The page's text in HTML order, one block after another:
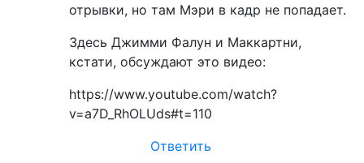
отрывки, но там Мэри в кадр не попадает.
Здесь Джимми Фалун и Маккартни,
кстати, обсуждают это видео:
https://www.youtube.com/watch?
v=a7D_RhOLUds#t=110
Ответить